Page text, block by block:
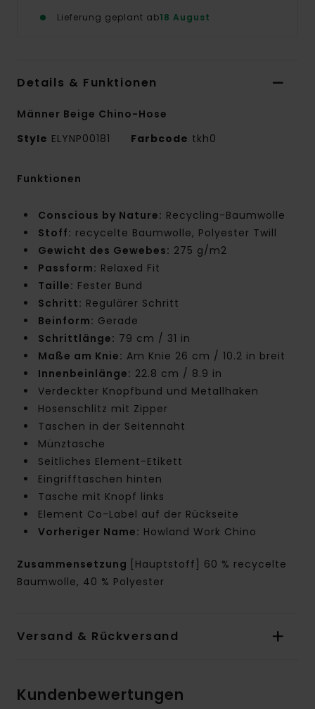
Lieferung geplant ab18 August
Details & Funktionen
Männer Beige Chino-Hose
Style ELYNP00181 Farbcode tkh0
Funktionen
Conscious by Nature: Recycling-Baumwolle
Stoff: recycelte Baumwolle, Polyester Twill
Gewicht des Gewebes: 275 g/m2
Passform: Relaxed Fit
Taille: Fester Bund
Schritt: Regulärer Schritt
Beinform: Gerade
Schrittlänge: 79 cm / 31 in
Maße am Knie: Am Knie 26 cm / 10.2 in breit
Innenbeinlänge: 22.8 cm / 8.9 in
Verdeckter Knopfbund und Metallhaken
Hosenschlitz mit Zipper
Taschen in der Seitennaht
Münztasche
Seitliches Element-Etikett
Eingrifftaschen hinten
Tasche mit Knopf links
Element Co-Label auf der Rückseite
Vorheriger Name: Howland Work Chino
Zusammensetzung
[Hauptstoff] 60 % recycelte
Baumwolle, 40 % Polyester
Versand & Rückversand
Kundenbewertungen